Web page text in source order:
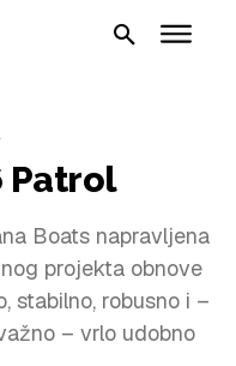
Patrol
Boats napravljena
projekta obnove
stabilno, robusno i –
– vrlo udobno